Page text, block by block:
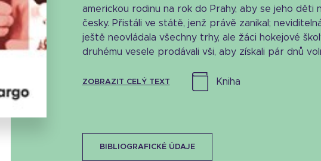
americkou rodinu na rok do Prahy, aby se jeho děti
česky. Přistáli ve státě, jenž právě zanikal;
ještě neovládala všechny trhy, ale žáci hokejové
druhému vesele prodávali vši, aby získali pár dnů
ZOBRAZIT CELÝ TEXT kniha
BIBLIOGRAFICKÉ ÚDAJE